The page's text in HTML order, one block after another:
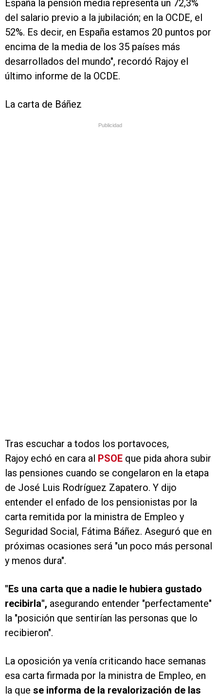
España la pensión media representa un 72,3%
del salario previo a la jubilación; en la OCDE, el
52%. Es decir, en España estamos 20 puntos por
encima de la media de los 35 países más
desarrollados del mundo", recordó Rajoy el
último informe de la OCDE.
La carta de Báñez
Publicidad
Tras escuchar a todos los portavoces,
Rajoy echó en cara al PSOE que pida ahora subir
las pensiones cuando se congelaron en la etapa
de José Luis Rodríguez Zapatero. Y dijo
entender el enfado de los pensionistas por la
carta remitida por la ministra de Empleo y
Seguridad Social, Fátima Báñez. Aseguró que en
próximas ocasiones será "un poco más personal
y menos dura".
"Es una carta que a nadie le hubiera gustado
recibirla", asegurando entender "perfectamente"
la "posición que sentirían las personas que lo
recibieron".
La oposición ya venía criticando hace semanas
esa carta firmada por la ministra de Empleo, en
la que se informa de la revalorización de las